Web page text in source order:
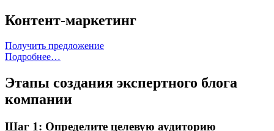
Контент-маркетинг
Получить предложение
Подробнее…
Этапы создания экспертного блога
компании
Шаг 1: Определите целевую аудиторию